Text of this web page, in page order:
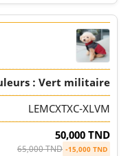
: Vert militaire
LEMCXTXC-XLVM
50,000 TND
65,000 TND -15,000 TND